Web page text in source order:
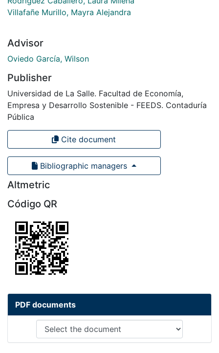
Villafañe Murillo, Mayra Alejandra
Advisor
Oviedo García, Wilson
Publisher
Universidad de La Salle. Facultad de Economía,
Empresa y Desarrollo Sostenible - FEEDS. Contaduría
Pública
Cite document
Bibliographic managers
Altmetric
Código QR
PDF documents